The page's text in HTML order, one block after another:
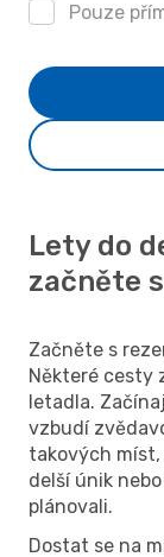
Pouze
Lety do
začněte
Začněte s
Některé cesty
letadla.
vzbudí
takových míst,
delší únik
plánovali.
Dostat se na